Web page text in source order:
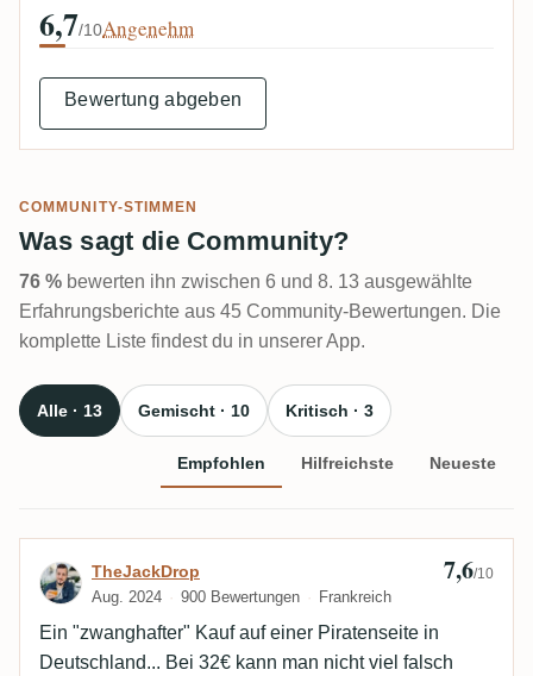
6,7/10Angenehm
Bewertung abgeben
COMMUNITY-STIMMEN
Was sagt die Community?
76 % bewerten ihn zwischen 6 und 8. 13 ausgewählte
Erfahrungsberichte aus 45 Community-Bewertungen. Die
komplette Liste findest du in unserer App.
Alle · 13 Gemischt · 10 Kritisch · 3
Empfohlen Hilfreichste Neueste
Bewertung von TheJackDrop
TheJackDrop
Aug. 2024 900 Bewertungen Frankreich
7,6/10
Ein "zwanghafter" Kauf auf einer Piratenseite in
Deutschland... Bei 32€ kann man nicht viel falsch